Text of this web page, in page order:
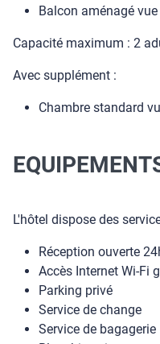
Balcon aménagé
Capacité maximum : 2
Avec supplément :
Chambre standard
L'hôtel dispose des
Réception ouverte
Accès Internet Wi-Fi
Parking privé
Service de change
Service de bagagerie